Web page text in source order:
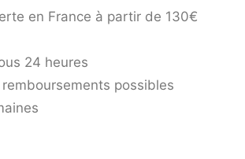
en France à partir de 130€
24 heures
possibles